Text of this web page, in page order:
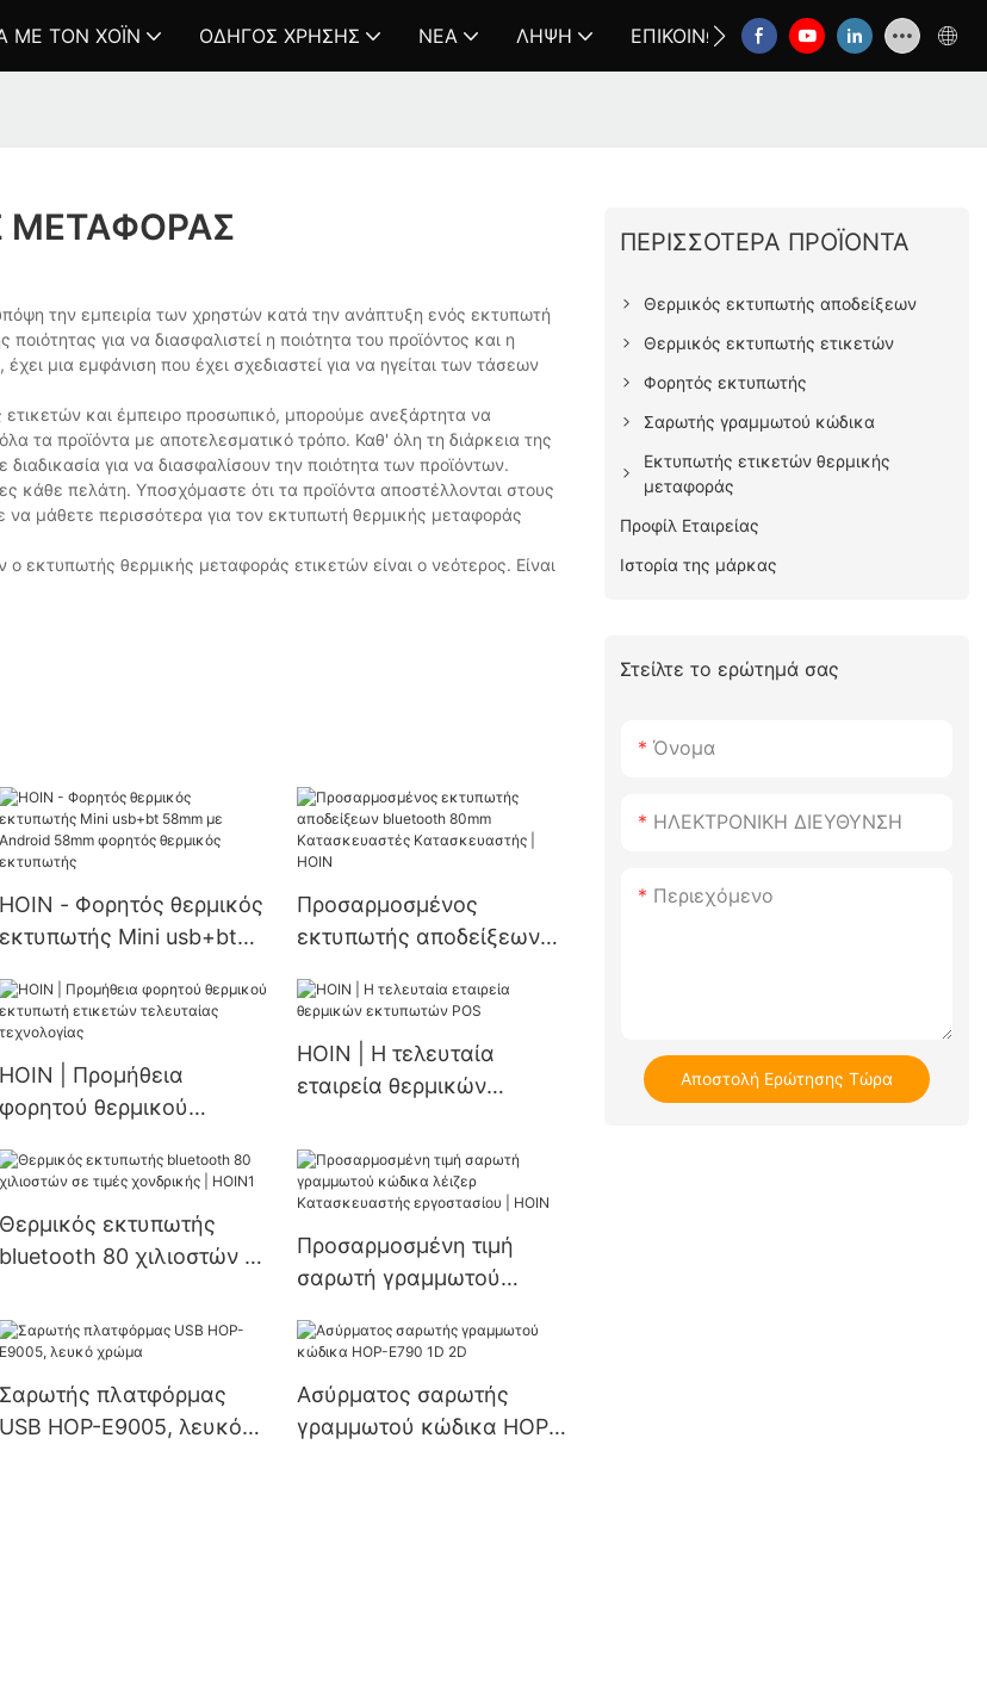
ΜΕ ΤΟΝ ΧΌΙΝ ΟΔΗΓΌΣ ΧΡΉΣΗΣ ΝΈΑ ΛΉΨΗ ΕΠΙΚΟΙΝΩΝΉΣΤΕ ΜΑΖΊ ΜΑΣ FAQ
ΜΕΤΑΦΟΡΆΣ
την εμπειρία των χρηστών κατά την ανάπτυξη ενός εκτυπωτή
για να διασφαλιστεί η ποιότητα του προϊόντος και η
μια εμφάνιση που έχει σχεδιαστεί για να ηγείται των τάσεων
και έμπειρο προσωπικό, μπορούμε ανεξάρτητα να
τα προϊόντα με αποτελεσματικό τρόπο. Καθ' όλη τη διάρκεια της
για να διασφαλίσουν την ποιότητα των προϊόντων.
κάθε πελάτη. Υποσχόμαστε ότι τα προϊόντα αποστέλλονται στους
μάθετε περισσότερα για τον εκτυπωτή θερμικής μεταφοράς
εκτυπωτής θερμικής μεταφοράς ετικετών είναι ο νεότερος. Είναι
HOIN - Φορητός θερμικός
εκτυπωτής Mini usb+bt
φορητός θερμικός
εκτυπωτής
Προσαρμοσμένος
εκτυπωτής αποδείξεων
Κατασκευαστές
Κατασκευαστής | HOIN
HOIN | Προμήθεια
φορητού θερμικού
τελευταίας τεχνολογίας
HOIN | Η τελευταία
εταιρεία θερμικών
Θερμικός εκτυπωτής
bluetooth 80 χιλιοστών σε
Προσαρμοσμένη τιμή
σαρωτή γραμμωτού
Κατασκευαστής
Σαρωτής πλατφόρμας
USB HOP-E9005, λευκό
Ασύρματος σαρωτής
γραμμωτού κώδικα HOP-
ΠΕΡΙΣΣΌΤΕΡΑ ΠΡΟΪΌΝΤΑ
Θερμικός εκτυπωτής αποδείξεων
Θερμικός εκτυπωτής ετικετών
Φορητός εκτυπωτής
Σαρωτής γραμμωτού κώδικα
Εκτυπωτής ετικετών θερμικής
μεταφοράς
Προφίλ Εταιρείας
Ιστορία της μάρκας
Στείλτε το ερώτημά σας
Όνομα
ΗΛΕΚΤΡΟΝΙΚΗ ΔΙΕΥΘΥΝΣΗ
Περιεχόμενο
Αποστολή Ερώτησης Τώρα